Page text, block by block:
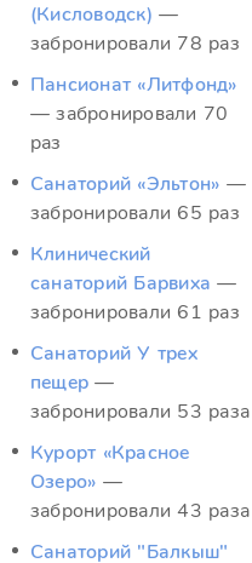
(Кисловодск) —
забронировали 78 раз
Пансионат «Литфонд»
— забронировали 70
раз
Санаторий «Эльтон» —
забронировали 65 раз
Клинический
санаторий Барвиха —
забронировали 61 раз
Санаторий У трех
пещер —
забронировали 53 раза
Курорт «Красное
Озеро» —
забронировали 43 раза
Санаторий "Балкыш"